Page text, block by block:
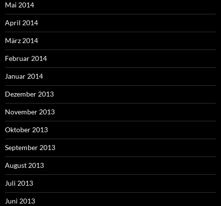
Mai 2014
April 2014
März 2014
Februar 2014
Januar 2014
Dezember 2013
November 2013
Oktober 2013
September 2013
August 2013
Juli 2013
Juni 2013